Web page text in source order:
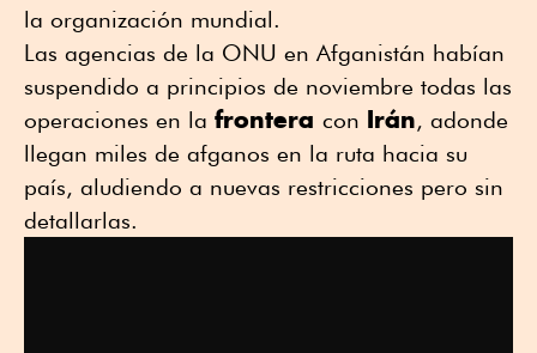
la organización mundial.
Las agencias de la ONU en Afganistán habían
suspendido a principios de noviembre todas las
operaciones en la frontera con Irán, adonde
llegan miles de afganos en la ruta hacia su
país, aludiendo a nuevas restricciones pero sin
detallarlas.